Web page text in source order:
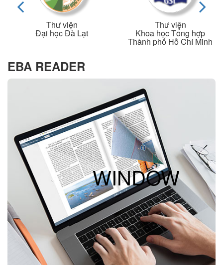
Thư viện
Đại học Đà Lạt
Thư viện
Khoa học Tổng hợp
Thành phố Hồ Chí Minh
EBA READER
WINDOW